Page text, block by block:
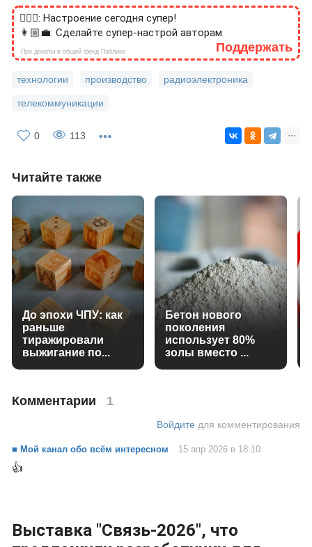
🙎🏻‍♂️: Настроение сегодня супер!
👩🏼‍💼: Сделайте супер-настрой авторам
Поддержать
Про донаты в общий фонд Паблико
технологии производство радиоэлектроника
телекоммуникации
0 113
Читайте также
До эпохи ЧПУ: как
раньше
тиражировали
выжигание по...
Бетон нового
поколения
использует 80%
золы вместо ...
Комментарии 1
Войдите для комментирования
■ Мой канал обо всём интересном 15 апр 2026 в 18:10
👍
Выставка "Связь-2026", что